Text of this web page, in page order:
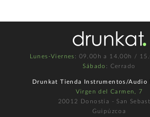
Lunes-Viernes : 09.00h a 14.00h /
Sábado : Cerrado
Drunkat Tienda Instrumentos/Audio
Virgen del Carmen, 7
20012 Donostia - San
Guipúzcoa